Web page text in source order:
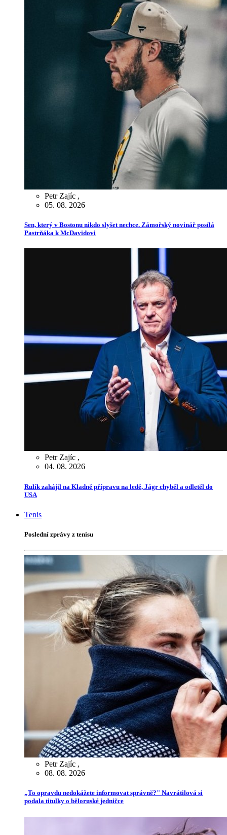
Petr Zajíc ,
05. 08. 2026
Sen, který v Bostonu nikdo slyšet nechce. Zámořský novinář posílá
Pastrňáka k McDavidovi
Petr Zajíc ,
04. 08. 2026
Rulík zahájil na Kladně přípravu na ledě, Jágr chyběl a odletěl do
USA
Tenis
Poslední zprávy z tenisu
Petr Zajíc ,
08. 08. 2026
„To opravdu nedokážete informovat správně?" Navrátilová si
podala titulky o běloruské jedničce